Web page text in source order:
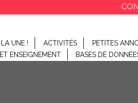
UNE ! ACTIVITÉS PETITES
ENSEIGNEMENT
BASES DE